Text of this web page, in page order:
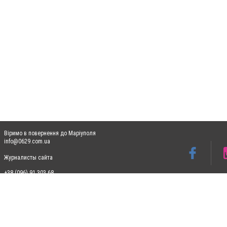
Віримо в повернення до Маріуполя
info@0629.com.ua
Журналисты сайта
+38 (096) 91 303 68